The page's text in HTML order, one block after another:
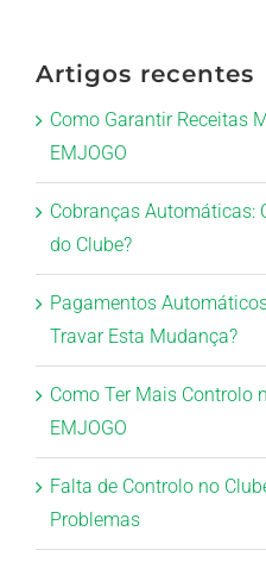
Artigos recentes
Como Garantir Receitas
EMJOGO
Cobranças Automáticas:
do Clube?
Pagamentos
Travar Esta Mudança?
Como Ter Mais Controlo
EMJOGO
Falta de Controlo no
Problemas